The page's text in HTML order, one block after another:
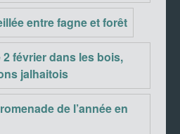
entre fagne et forêt
2 février dans les bois,
jalhaitois
de l’année en